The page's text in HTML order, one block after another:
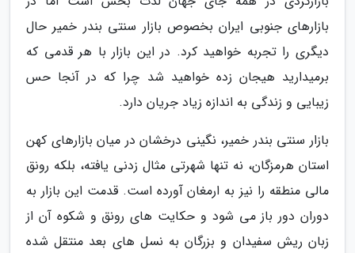
بازارهای جنوبی ایران بخصوص بازار سنتی بندر خمیر حال
دیگری را تجربه خواهید کرد. در این بازار با هر قدمی که
برمیدارید هیجان زده خواهید شد چرا که در آنجا حس
زیبایی و زندگی به اندازه زیاد جریان دارد.
بازار سنتی بندر خمیر، نگینی درخشان در میان بازارهای کهن
استان هرمزگان، نه تنها شهرتی مثال زدنی یافته، بلکه رونق
مالی منطقه را نیز به ارمغان آورده است. قدمت این بازار به
دوران دور باز می شود و حکایت های رونق و شکوه آن از
زبان ریش سفیدان و بزرگان به نسل های بعد منتقل شده